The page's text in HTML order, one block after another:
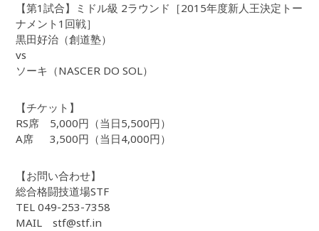
【第1試合】ミドル級 2ラウンド［2015年度新人王決定トー
ナメント1回戦］
黒田好治（創道塾）
vs
ソーキ（NASCER DO SOL）
【チケット】
RS席 5,000円（当日5,500円）
A席 3,500円（当日4,000円）
【お問い合わせ】
総合格闘技道場STF
TEL 049-253-7358
MAIL stf@stf.in